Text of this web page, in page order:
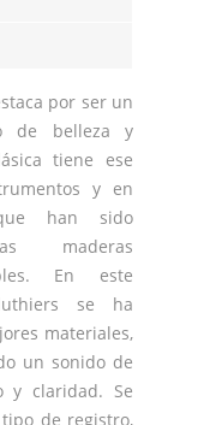
por ser un
de belleza y
tiene ese
y en
han sido
maderas
En este
se ha
materiales,
un sonido de
y claridad. Se
de registro,